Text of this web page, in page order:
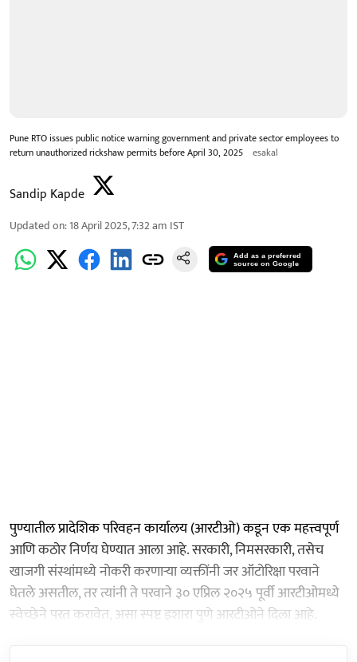
Pune RTO issues public notice warning government and private sector employees to
return unauthorized rickshaw permits before April 30, 2025 esakal
Sandip Kapde
Updated on:18 April 2025, 7:32 am IST
Add as a preferred
source on Google
पुण्यातील प्रादेशिक परिवहन कार्यालय (आरटीओ) कडून एक महत्त्वपूर्ण
आणि कठोर निर्णय घेण्यात आला आहे. सरकारी, निमसरकारी, तसेच
खाजगी संस्थांमध्ये नोकरी करणाऱ्या व्यक्तींनी जर ऑटोरिक्षा परवाने
घेतले असतील, तर त्यांनी ते परवाने ३० एप्रिल २०२५ पूर्वी आरटीओमध्ये
स्वेच्छेने परत करावेत, असा स्पष्ट इशारा पुणे आरटीओने दिला आहे.